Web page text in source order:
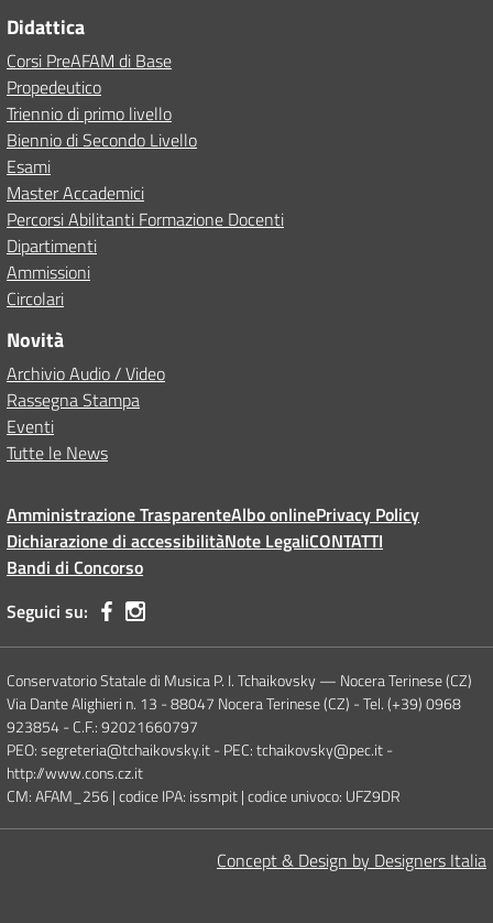
Didattica
Corsi PreAFAM di Base
Propedeutico
Triennio di primo livello
Biennio di Secondo Livello
Esami
Master Accademici
Percorsi Abilitanti Formazione Docenti
Dipartimenti
Ammissioni
Circolari
Novità
Archivio Audio / Video
Rassegna Stampa
Eventi
Tutte le News
Amministrazione TrasparenteAlbo onlinePrivacy Policy
Dichiarazione di accessibilitàNote LegaliCONTATTI
Bandi di Concorso
Seguici su:
Conservatorio Statale di Musica P. I. Tchaikovsky — Nocera Terinese (CZ)
Via Dante Alighieri n. 13 - 88047 Nocera Terinese (CZ) - Tel. (+39) 0968
923854 - C.F.: 92021660797
PEO: segreteria@tchaikovsky.it - PEC: tchaikovsky@pec.it -
http://www.cons.cz.it
CM: AFAM_256 | codice IPA: issmpit | codice univoco: UFZ9DR
Concept & Design by Designers Italia